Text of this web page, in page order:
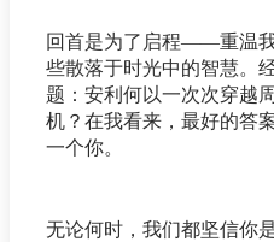
回首是为了启程——重温
些散落于时光中的智慧。
题：安利何以一次次穿越
机？在我看来，最好的答
一个你。
无论何时，我们都坚信你